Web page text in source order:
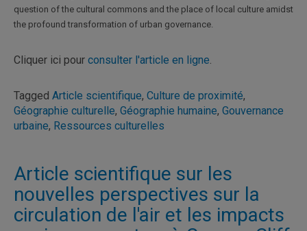
question of the cultural commons and the place of local culture amidst
the profound transformation of urban governance.
Cliquer ici pour consulter l'article en ligne.
Tagged Article scientifique, Culture de proximité,
Géographie culturelle, Géographie humaine, Gouvernance
urbaine, Ressources culturelles
Article scientifique sur les
nouvelles perspectives sur la
circulation de l'air et les impacts